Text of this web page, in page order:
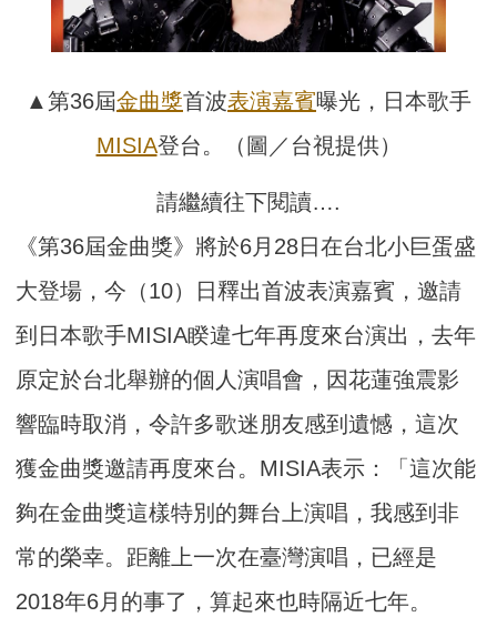
▲第36屆金曲獎首波表演嘉賓曝光，日本歌手
MISIA登台。（圖／台視提供）
請繼續往下閱讀….
《第36屆金曲獎》將於6月28日在台北小巨蛋盛
大登場，今（10）日釋出首波表演嘉賓，邀請
到日本歌手MISIA睽違七年再度來台演出，去年
原定於台北舉辦的個人演唱會， 因花蓮強震影
響臨時取消，令許多歌迷朋友感到遺憾，這次
獲金曲獎邀請再度來台。MISIA表示：「這次能
夠在金曲獎這樣特別的舞台上演唱，我感到非
常的榮幸。 距離上一次在臺灣演唱，已經是
2018年6月的事了，算起來也時隔近七年。